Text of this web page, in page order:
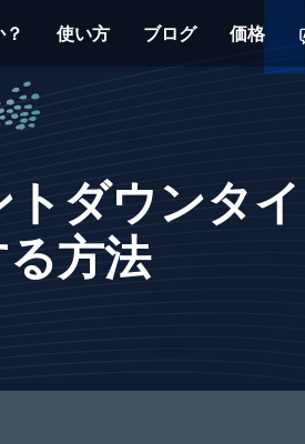
使い方 ブログ 価格
ダウンタ
方法